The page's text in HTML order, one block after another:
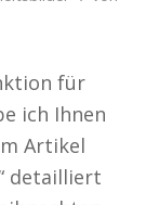
für
ich Ihnen
Artikel
detailliert